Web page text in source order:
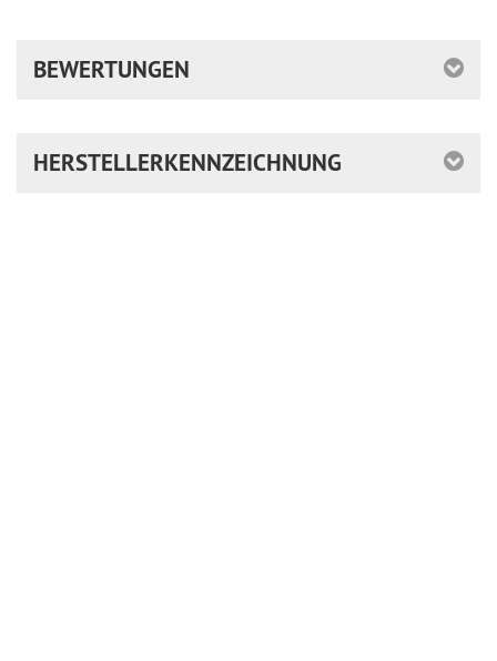
BEWERTUNGEN
HERSTELLERKENNZEICHNUNG